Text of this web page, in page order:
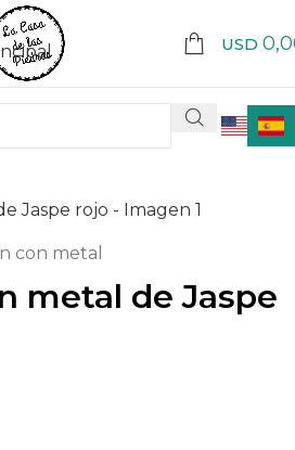
USD
con metal
metal de Jaspe